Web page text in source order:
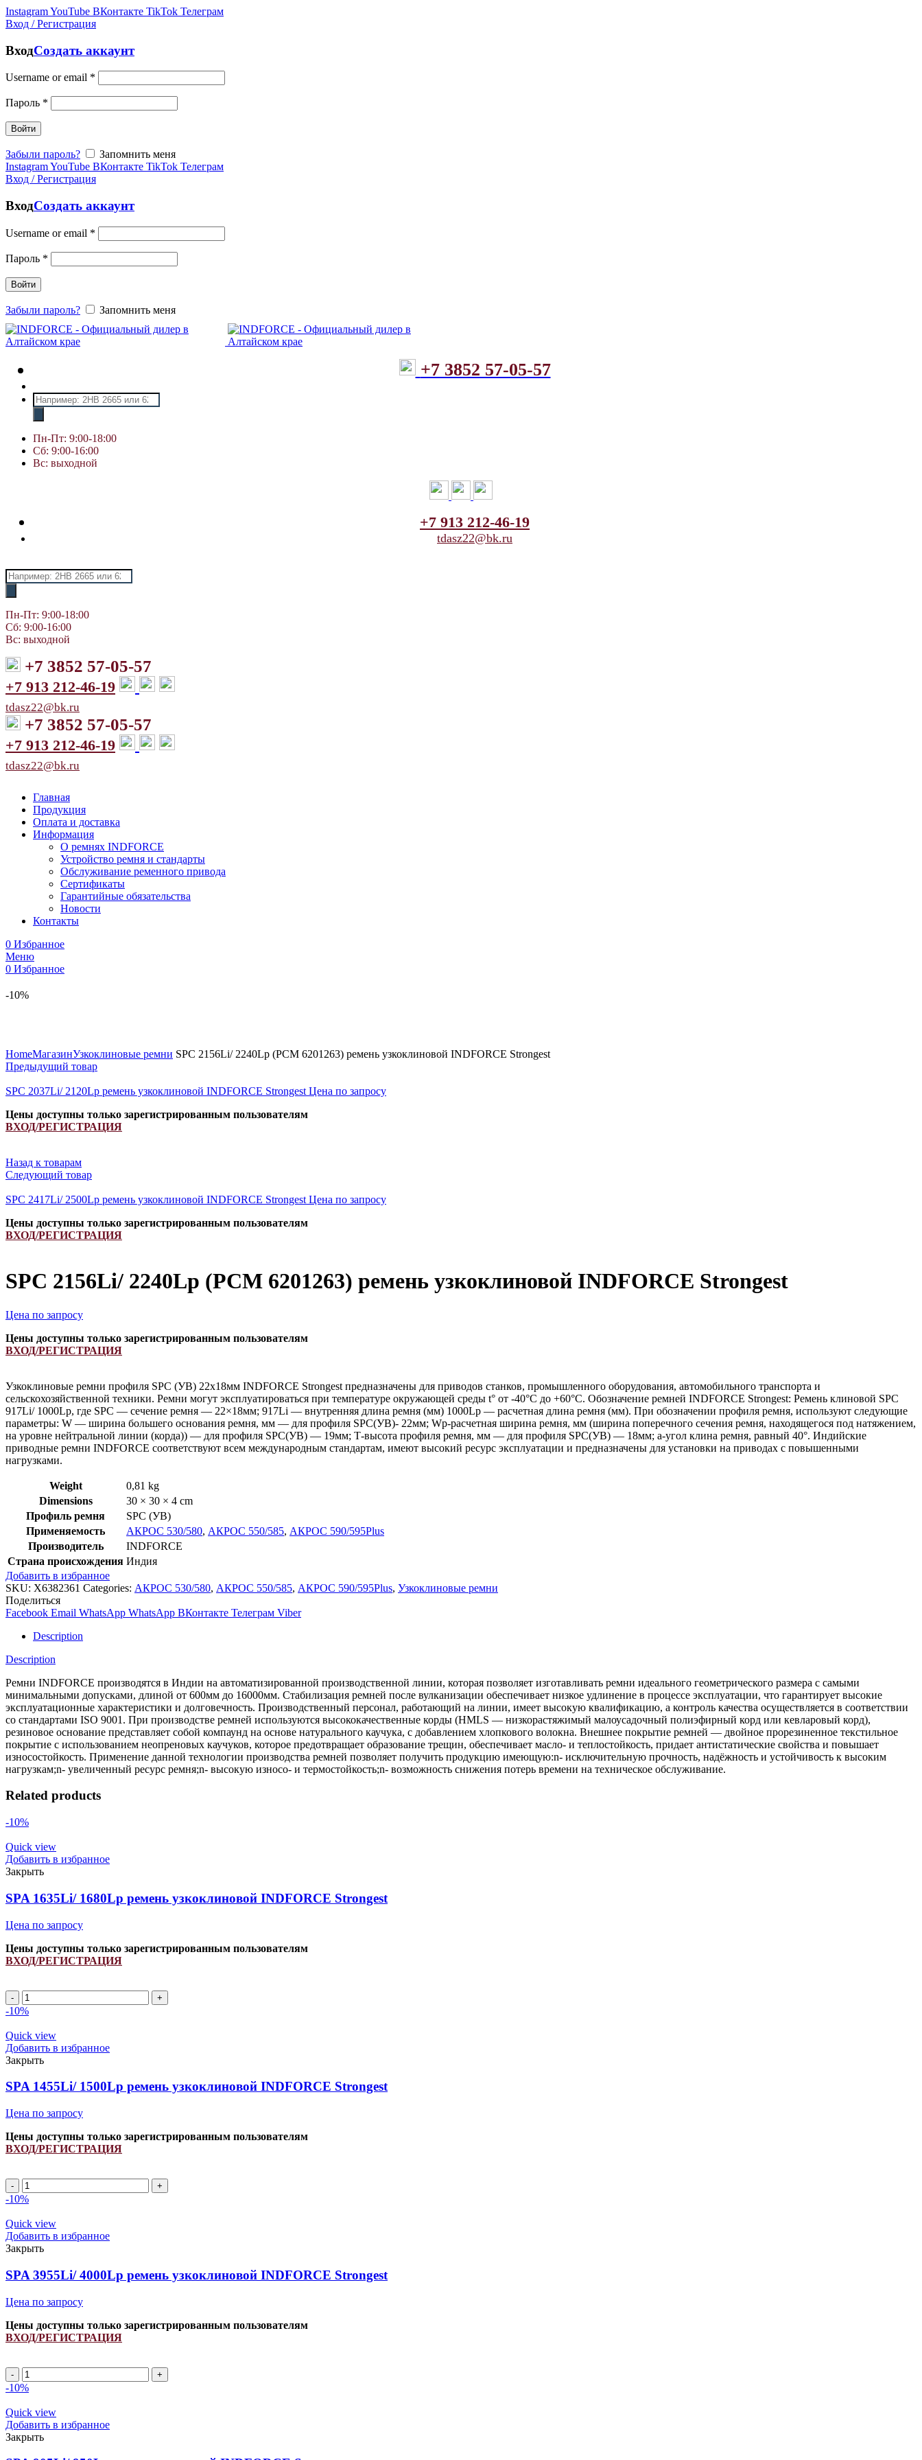
InstagramYouTube ВКонтакте TikTok Телеграм
Вход / Регистрация
ВходСоздать аккаунт
Username or email *
Пароль *
Войти
Забыли пароль?
Запомнить меня
InstagramYouTube ВКонтакте TikTok Телеграм
Вход / Регистрация
ВходСоздать аккаунт
Username or email *
Пароль *
Войти
Забыли пароль? Запомнить меня
+7 3852 57-05-57
Поиск
товаров
Пн-Пт: 9:00-18:00
Сб: 9:00-16:00
Вс: выходной
+7 913 212-46-19
tdasz22@bk.ru
Поиск
товаров
Пн-Пт: 9:00-18:00
Сб: 9:00-16:00
Вс: выходной
+7 3852 57-05-57
+7 913 212-46-19
tdasz22@bk.ru
+7 3852 57-05-57
+7 913 212-46-19
tdasz22@bk.ru
Главная
Продукция
Оплата и доставка
Информация
О ремнях INDFORCE
Устройство ремня и стандарты
Обслуживание ременного привода
Сертификаты
Гарантийные обязательства
Новости
Контакты
0 Избранное
Меню
0 Избранное
-10%
HomeМагазинУзкоклиновые ремни SPC 2156Li/ 2240Lp (РСМ 6201263) ремень узкоклиновой INDFORCE Strongest
Предыдущий товар
SPC 2037Li/ 2120Lp ремень узкоклиновой INDFORCE Strongest Цена по запросу
Цены доступны только зарегистрированным пользователям
ВХОД/РЕГИСТРАЦИЯ
Назад к товарам
Следующий товар
SPC 2417Li/ 2500Lp ремень узкоклиновой INDFORCE Strongest Цена по запросу
Цены доступны только зарегистрированным пользователям
ВХОД/РЕГИСТРАЦИЯ
SPC 2156Li/ 2240Lp (РСМ 6201263) ремень узкоклиновой INDFORCE Strongest
Цена по запросу
Цены доступны только зарегистрированным пользователям
ВХОД/РЕГИСТРАЦИЯ
Узкоклиновые ремни профиля SPC (УB) 22х18мм INDFORCE Strongest предназначены для приводов станков, промышленного оборудования, автомобильного транспорта и
сельскохозяйственной техники. Ремни могут эксплуатироваться при температуре окружающей среды t° от -40°С до +60°С. Обозначение ремней INDFORCE Strongest: Ремень клиновой SPC
917Li/ 1000Lp, где SPC — сечение ремня — 22×18мм; 917Li — внутренняя длина ремня (мм) 1000Lp — расчетная длина ремня (мм). При обозначении профиля ремня, используют следующие
параметры: W — ширина большего основания ремня, мм — для профиля SPC(УB)- 22мм; Wp-расчетная ширина ремня, мм (ширина поперечного сечения ремня, находящегося под натяжением,
на уровне нейтральной линии (корда)) — для профиля SPC(УB) — 19мм; Т-высота профиля ремня, мм — для профиля SPC(УB) — 18мм; a-угол клина ремня, равный 40°. Индийские
приводные ремни INDFORCE соответствуют всем международным стандартам, имеют высокий ресурс эксплуатации и предназначены для установки на приводах с повышенными
нагрузками.
Weight
0,81 kg
Dimensions
30 × 30 × 4 cm
Профиль ремня
SPC (УВ)
Применяемость
АКРОС 530/580, АКРОС 550/585, АКРОС 590/595Plus
Производитель
INDFORCE
Страна происхождения Индия
Добавить в избранное
SKU: X6382361 Categories: АКРОС 530/580, АКРОС 550/585, АКРОС 590/595Plus, Узкоклиновые ремни
Поделиться
Facebook Email WhatsApp WhatsApp ВКонтакте Телеграм Viber
Description
Description
Ремни INDFORCE производятся в Индии на автоматизированной производственной линии, которая позволяет изготавливать ремни идеального геометрического размера с самыми
минимальными допусками, длиной от 600мм до 16000мм. Стабилизация ремней после вулканизации обеспечивает низкое удлинение в процессе эксплуатации, что гарантирует высокие
эксплуатационные характеристики и долговечность. Производственный персонал, работающий на линии, имеет высокую квалификацию, а контроль качества осуществляется в соответствии
со стандартами ISO 9001. При производстве ремней используются высококачественные корды (HMLS — низкорастяжимый малоусадочный полиэфирный корд или кевларовый корд),
резиновое основание представляет собой компаунд на основе натурального каучука, с добавлением хлопкового волокна. Внешнее покрытие ремней — двойное прорезиненное текстильное
покрытие с использованием неопреновых каучуков, которое предотвращает образование трещин, обеспечивает масло- и теплостойкость, придает антистатические свойства и повышает
износостойкость. Применение данной технологии производства ремней позволяет получить продукцию имеющую:n- исключительную прочность, надёжность и устойчивость к высоким
нагрузкам;n- увеличенный ресурс ремня;n- высокую износо- и термостойкость;n- возможность снижения потерь времени на техническое обслуживание.
Related products
-10%
Quick view
Добавить в избранное
Закрыть
SPA 1635Li/ 1680Lp ремень узкоклиновой INDFORCE Strongest
Цена по запросу
Цены доступны только зарегистрированным пользователям
ВХОД/РЕГИСТРАЦИЯ
SPA
1635Li/
ремень
узкоклиновой
INDFORCE
Strongest
quantity
-10%
Quick view
Добавить в избранное
Закрыть
SPA 1455Li/ 1500Lp ремень узкоклиновой INDFORCE Strongest
Цена по запросу
Цены доступны только зарегистрированным пользователям
ВХОД/РЕГИСТРАЦИЯ
SPA
1455Li/
ремень
узкоклиновой
INDFORCE
Strongest
quantity
-10%
Quick view
Добавить в избранное
Закрыть
SPA 3955Li/ 4000Lp ремень узкоклиновой INDFORCE Strongest
Цена по запросу
Цены доступны только зарегистрированным пользователям
ВХОД/РЕГИСТРАЦИЯ
SPA
3955Li/
ремень
узкоклиновой
INDFORCE
Strongest
-10%
Quick view
Добавить в избранное
Закрыть